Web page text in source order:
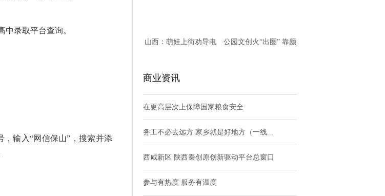
录取平台查询。
输入“网信保山”，搜索并添
山西：萌娃上街劝导电
公园文创火“出圈” 靠颜
商业资讯
在更高层次上保障国家粮食安全
务工不必去远方 家乡就是好地方（一线...
西咸新区 陕西秦创原创新驱动平台总窗口
参与有热度 服务有温度